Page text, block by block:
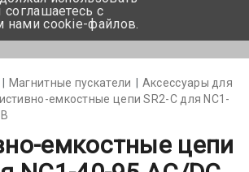
Магнитные пускатели
Аксессуары для
емкостные цепи SR2-С для NC1-
емкостные цепи
с
нами cookie-файлов.